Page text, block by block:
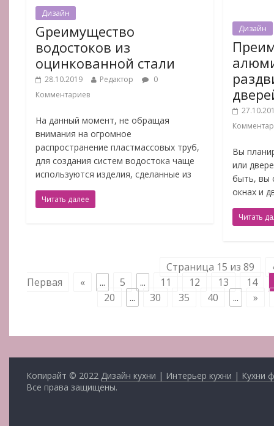
Дизайн
Gреимущество
водостоков из
оцинкованной стали
28.10.2019 Редактор
0
Комментариев
На данный момент, не обращая
внимания на огромное
распространение пластмассовых труб,
для создания систем водостока чаще
используются изделия, сделанные из
Читать далее
Дизайн
Вы
или
быть, вы
окнах и
Читать
Страница 15 из 89
Первая
« ... 5 ... 11 12 13
14
20
... 30 35 40 ... »
Копирайт © 2022 Дизайн кухни | Интерьер кухни | Кухни
Все права защищены.